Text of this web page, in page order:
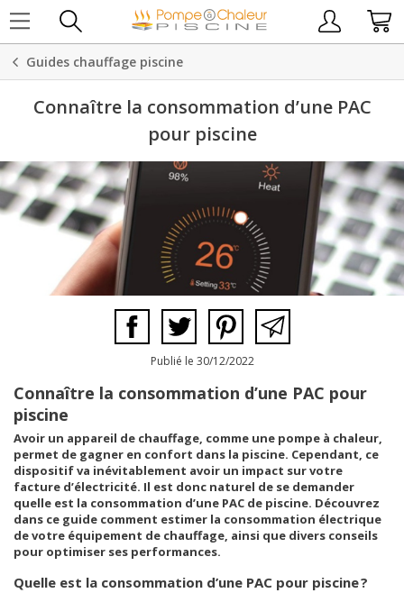
Guides chauffage piscine
Connaître la consommation d’une PAC
pour piscine
Publié le 30/12/2022
Connaître la consommation d’une PAC pour
piscine
Avoir un appareil de chauffage, comme une pompe à chaleur,
permet de gagner en confort dans la piscine. Cependant, ce
dispositif va inévitablement avoir un impact sur votre
facture d’électricité. Il est donc naturel de se demander
quelle est la consommation d’une PAC de piscine. Découvrez
dans ce guide comment estimer la consommation électrique
de votre équipement de chauffage, ainsi que divers conseils
pour optimiser ses performances.
Quelle est la consommation d’une PAC pour piscine ?